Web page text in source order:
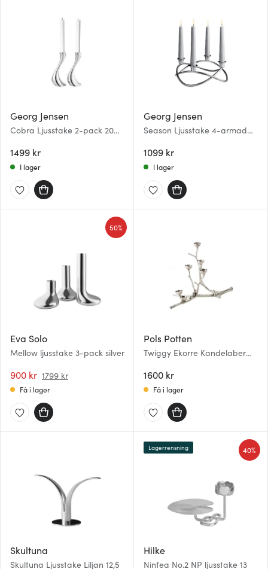
Georg Jensen
Cobra Ljusstake 2-pack 20
1499 kr
I lager
Georg Jensen
Season Ljusstake 4-armad
1099 kr
I lager
Eva Solo
Mellow ljusstake 3-pack silver
900 kr 1799 kr
50%
Få i lager
Pols Potten
Twiggy Ekorre Kandelaber
1600 kr
Få i lager
Skultuna
Skultuna Ljusstake Liljan 12,5
Hilke
Ninfea No.2 NP ljusstake 13
40%
Lagerrensning